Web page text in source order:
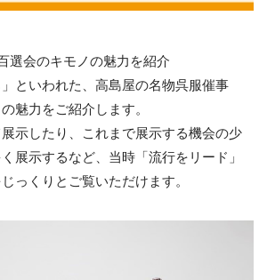
選会のキモノの魅力を紹介
」といわれた、高島屋の名物呉服催事
魅力をご紹介します。
示したり、これまで展示する機会の少
展示するなど、当時「流行をリード」
っくりとご覧いただけます。